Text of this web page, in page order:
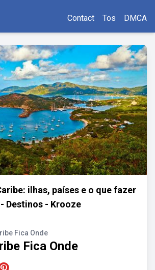
Contact Tos DMCA
ilhas, países e o que fazer
- Destinos - Krooze
Fica Onde
Fica Onde